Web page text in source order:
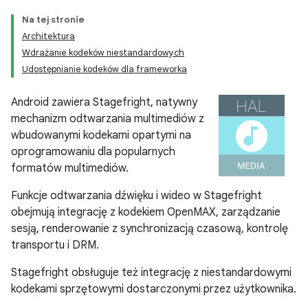
Na tej stronie
Architektura
Wdrażanie kodeków niestandardowych
Udostępnianie kodeków dla frameworka
Android zawiera Stagefright, natywny
mechanizm odtwarzania multimediów z
wbudowanymi kodekami opartymi na
oprogramowaniu dla popularnych
formatów multimediów.
Funkcje odtwarzania dźwięku i wideo w Stagefright
obejmują integrację z kodekiem OpenMAX, zarządzanie
sesją, renderowanie z synchronizacją czasową, kontrolę
transportu i DRM.
Stagefright obsługuje też integrację z niestandardowymi
kodekami sprzętowymi dostarczonymi przez użytkownika.